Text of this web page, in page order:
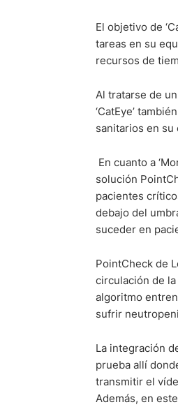
El objetivo de
tareas en su
recursos de
Al tratarse de
‘CatEye’
sanitarios en su
En cuanto a
solución
pacientes
debajo del
suceder en
PointCheck de
circulación de
algoritmo
sufrir
La integración
prueba allí
transmitir el
Además, en